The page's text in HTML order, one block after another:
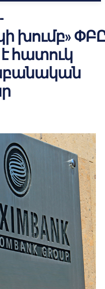
խումբ»
հատուկ